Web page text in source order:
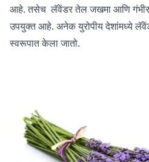
आहे. तसेचलॅवेंडर तेलजखमा आणि गंभीर
उपयुक्त आहे. अनेक युरोपीय देशांमध्ये
स्वरूपात केला जातो.